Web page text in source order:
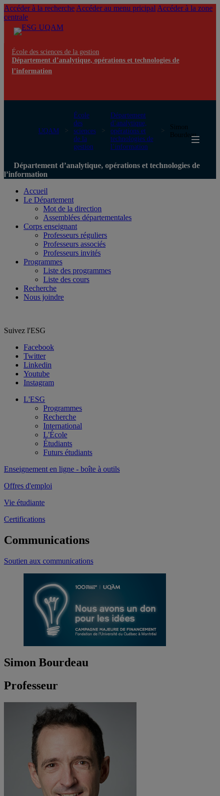
Accéder à la recherche Accéder au menu pricipal Accéder à la zone
centrale
École des sciences de la gestion
Département d’analytique, opérations et technologies de
l’information
UQAM
École
des
sciences
de la
gestion
Département
d’analytique,
opérations et
technologies de
l’information
Simon
Bourdeau
Département d’analytique, opérations et technologies de
l’information
Accueil
Le Département
Mot de la direction
Assemblées départementales
Corps enseignant
Professeurs réguliers
Professeurs associés
Professeurs invités
Programmes
Liste des programmes
Liste des cours
Recherche
Nous joindre
Suivez l'ESG
Facebook
Twitter
Linkedin
Youtube
Instagram
L'ESG
Programmes
Recherche
International
L'École
Étudiants
Futurs étudiants
Enseignement en ligne - boîte à outils
Offres d'emploi
Vie étudiante
Certifications
Communications
Soutien aux communications
Simon Bourdeau
Professeur